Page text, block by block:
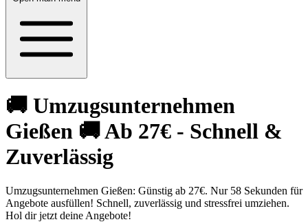
🚚 Umzugsunternehmen
Gießen 🚚 Ab 27€ - Schnell &
Zuverlässig‎
Umzugsunternehmen Gießen: Günstig ab 27€. Nur 58 Sekunden für
Angebote ausfüllen! Schnell, zuverlässig und stressfrei umziehen.
Hol dir jetzt deine Angebote!